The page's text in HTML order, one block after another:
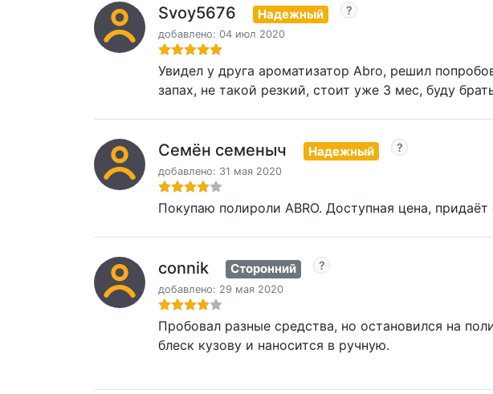
Svoy5676 Надежный
добавлено: 04 июл 2020
Увидел у друга ароматизатор Abro, решил
запах, не такой резкий, стоит уже 3 мес, буду
Семён семеныч Надежный
добавлено: 31 мая 2020
Покупаю полироли ABRO. Доступная цена,
connik Сторонний
добавлено: 29 мая 2020
Пробовал разные средства, но остановился на
блеск кузову и наносится в ручную.